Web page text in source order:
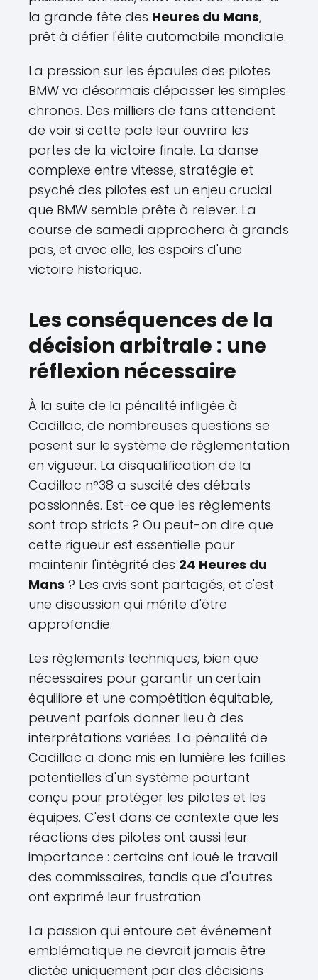
la grande fête des Heures du Mans,
prêt à défier l'élite automobile mondiale.
La pression sur les épaules des pilotes
BMW va désormais dépasser les simples
chronos. Des milliers de fans attendent
de voir si cette pole leur ouvrira les
portes de la victoire finale. La danse
complexe entre vitesse, stratégie et
psyché des pilotes est un enjeu crucial
que BMW semble prête à relever. La
course de samedi approchera à grands
pas, et avec elle, les espoirs d'une
victoire historique.
Les conséquences de la
décision arbitrale : une
réflexion nécessaire
À la suite de la pénalité infligée à
Cadillac, de nombreuses questions se
posent sur le système de règlementation
en vigueur. La disqualification de la
Cadillac n°38 a suscité des débats
passionnés. Est-ce que les règlements
sont trop stricts ? Ou peut-on dire que
cette rigueur est essentielle pour
maintenir l'intégrité des 24 Heures du
Mans ? Les avis sont partagés, et c'est
une discussion qui mérite d'être
approfondie.
Les règlements techniques, bien que
nécessaires pour garantir un certain
équilibre et une compétition équitable,
peuvent parfois donner lieu à des
interprétations variées. La pénalité de
Cadillac a donc mis en lumière les failles
potentielles d'un système pourtant
conçu pour protéger les pilotes et les
équipes. C'est dans ce contexte que les
réactions des pilotes ont aussi leur
importance : certains ont loué le travail
des commissaires, tandis que d'autres
ont exprimé leur frustration.
La passion qui entoure cet événement
emblématique ne devrait jamais être
dictée uniquement par des décisions